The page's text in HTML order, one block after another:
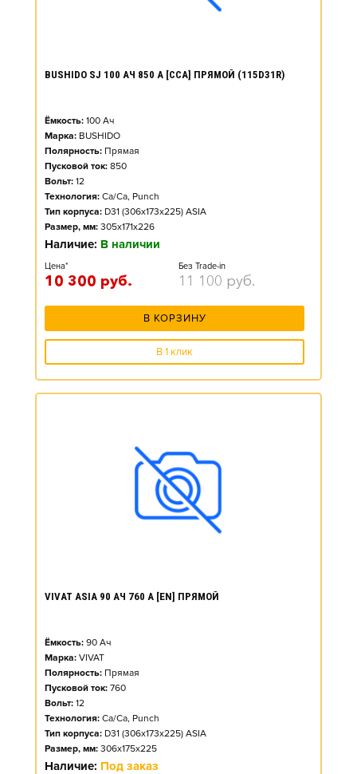
BUSHIDO SJ 100 АЧ 850 А [CCA] ПРЯМОЙ (115D31R)
Ёмкость: 100 Ач
Марка: BUSHIDO
Полярность: Прямая
Пусковой ток: 850
Вольт: 12
Технология: Ca/Ca, Punch
Тип корпуса: D31 (306x173x225) ASIA
Размер, мм: 305x171x226
Наличие: В наличии
Цена*
10 300 руб.
Без Trade-in
11 100 руб.
В КОРЗИНУ
В 1 клик
VIVAT ASIA 90 АЧ 760 А [EN] ПРЯМОЙ
Ёмкость: 90 Ач
Марка: VIVAT
Полярность: Прямая
Пусковой ток: 760
Вольт: 12
Технология: Ca/Ca, Punch
Тип корпуса: D31 (306x173x225) ASIA
Размер, мм: 306x175x225
Наличие: Под заказ